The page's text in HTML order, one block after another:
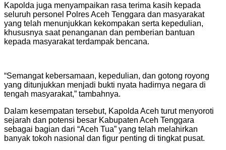
Kapolda juga menyampaikan rasa terima kasih kepada
seluruh personel Polres Aceh Tenggara dan masyarakat
yang telah menunjukkan kekompakan serta kepedulian,
khususnya saat penanganan dan pemberian bantuan
kepada masyarakat terdampak bencana.
“Semangat kebersamaan, kepedulian, dan gotong royong
yang ditunjukkan menjadi bukti nyata hadirnya negara di
tengah masyarakat,” tambahnya.
Dalam kesempatan tersebut, Kapolda Aceh turut menyoroti
sejarah dan potensi besar Kabupaten Aceh Tenggara
sebagai bagian dari “Aceh Tua” yang telah melahirkan
banyak tokoh nasional dan figur penting di tingkat pusat.